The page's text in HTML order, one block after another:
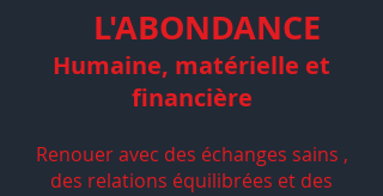
L'ABONDANCE
Humaine, matérielle et
financière
Renouer avec des échanges sains ,
des relations équilibrées et des